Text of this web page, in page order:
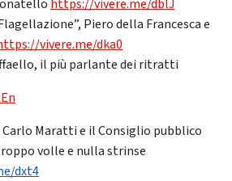
https://vivere.me/dblJ
Piero della Francesca e
vivere.me/dka0
il più parlante dei ritratti
Maratti e il Consiglio pubblico
volle e nulla strinse
dxt4